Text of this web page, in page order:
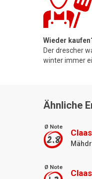
Wieder
Der drescher
winter immer
Ähnliche
Ø Note
2.8
Ø Note